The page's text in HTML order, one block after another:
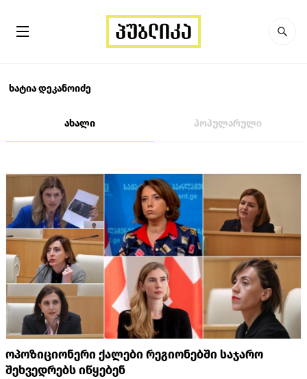
ხატია დეკანოიძე
ახალი პოპულარული
ოპოზიციონერი ქალები რეგიონებში საჯარო
შეხვედრებს იწყებენ